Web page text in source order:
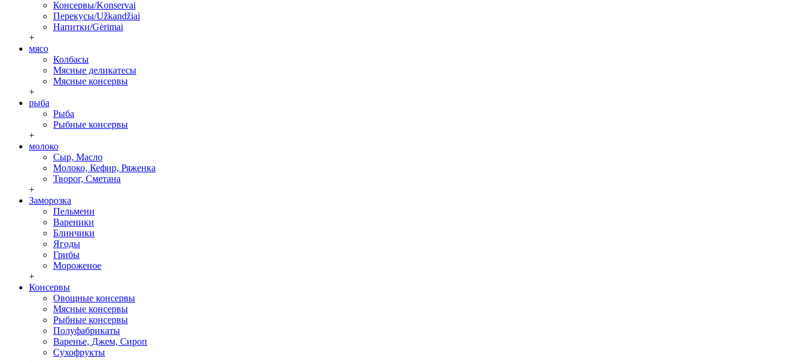
Консервы/Konservai
Перекусы/Užkandžiai
Напитки/Gėrimai
+
мясо
Колбасы
Мясные деликатесы
Мясные консервы
+
рыба
Рыба
Рыбные консервы
+
молоко
Сыр, Масло
Молоко, Кефир, Ряженка
Творог, Сметана
+
Заморозка
Пельмени
Вареники
Блинчики
Ягоды
Грибы
Мороженое
+
Консервы
Овощные консервы
Мясные консервы
Рыбные консервы
Полуфабрикаты
Варенье, Джем, Сироп
Сухофрукты